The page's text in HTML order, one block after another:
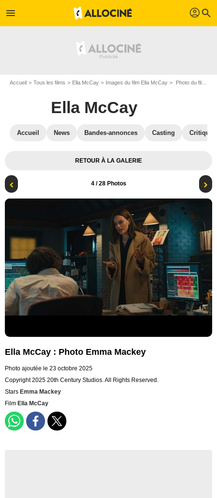
menu profil search
Accueil Tous les films Ella McCay Images du film Ella McCay Photo du film Ella McCay - Photo 4
Ella McCay
Accueil News Bandes-annonces Casting
RETOUR À LA GALERIE
4/ 28 Photos
Ella McCay : Photo Emma Mackey
Photo ajoutée le 23 octobre 2025
Copyright 2025 20th Century Studios. All Rights Reserved.
Stars Emma Mackey
Film Ella McCay